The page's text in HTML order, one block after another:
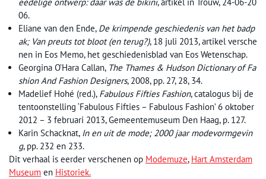
eedelige ontwerp: daar was de bikini, artikel in Trouw, 24-06-20
06.
Eliane van den Ende, De krimpende geschiedenis van het badp
ak; Van preuts tot bloot (en terug?), 18 juli 2013, artikel versche
nen in Eos Memo, het geschiedenisblad van Eos Wetenschap.
Georgina O’Hara Callan, The Thames & Hudson Dictionary of Fa
shion And Fashion Designers, 2008, pp. 27, 28, 34.
Madelief Hohé (red.), Fabulous Fifties Fashion, catalogus bij de
tentoonstelling ‘Fabulous Fifties – Fabulous Fashion’ 6 oktober
2012 – 3 februari 2013, Gemeentemuseum Den Haag, p. 127.
Karin Schacknat, In en uit de mode; 2000 jaar modevormgevin
g, pp. 232 en 233.
Dit verhaal is eerder verschenen op Modemuze, Hart Amsterdam
Museum en Historiek.